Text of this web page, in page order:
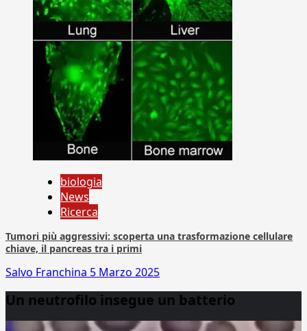
biologia
News
Ricerca
Tumori più aggressivi: scoperta una trasformazione cellulare
chiave, il pancreas tra i primi
Salvo Franchina 5 Marzo 2025
Un neutrofilo insegue un batterio